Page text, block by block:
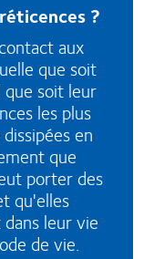
?
aux
que soit
soit leur
les plus
en
que
porter des
qu'elles
leur vie
de vie.